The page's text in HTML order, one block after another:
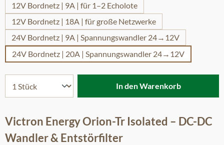
12V Bordnetz | 9A | für 1–2 Echolote
12V Bordnetz | 18A | für große Netzwerke
24V Bordnetz | 9A | Spannungswandler 24→12V
24V Bordnetz | 20A | Spannungswandler 24→12V
In den Warenkorb
Victron Energy Orion-Tr Isolated – DC-DC
Wandler & Entstörfilter